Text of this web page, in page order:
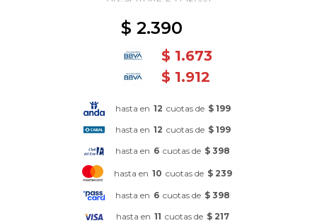
$ 2.390
$ 1.673
$ 1.912
hasta en 12 cuotas de $ 199
hasta en 12 cuotas de $ 199
hasta en 6 cuotas de $ 398
hasta en 10 cuotas de $ 239
hasta en 6 cuotas de $ 398
hasta en 11 cuotas de $ 217